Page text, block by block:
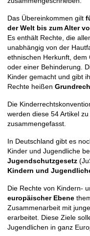
Das Übereinkommen gilt
der Welt bis zum Alter
Es enthält Rechte, die
unabhängig von der
ethnischen Herkunft, dem
oder einer Behinderung.
Kinder gemacht und gibt
Rechte heißen
Die
werden diese 54 Artikel
zusammengefasst.
In Deutschland gibt es
Kinder und Jugendliche
Jugendschutzgesetz
Kindern und
Die Rechte von Kindern-
europäischer Ebene
Zusammenarbeit mit
erarbeitet. Diese Ziele
Jugendlichen in ganz